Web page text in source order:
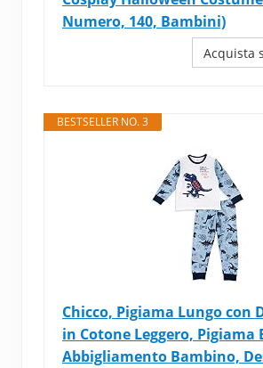
Numero, 140, Bambini)
Acquista
BESTSELLER NO. 3
Chicco, Pigiama Lungo con
in Cotone Leggero, Pigiama
Abbigliamento Bambino,